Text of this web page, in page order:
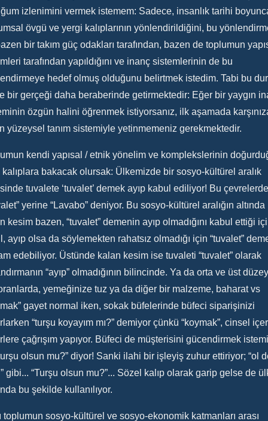
izlenimini vermek istemem: Sadece, insanlık tarihi
övgü ve yergi kalıplarının yönlendirildiğini, bu
bir takım güç odakları tarafından, bazen de toplumun
tarafından yapıldığını ve inanç sistemlerinin de bu
hedef olmuş olduğunu belirtmek istedim. Tabi bu
bir gerçeği daha beraberinde getirmektedir: Eğer bir yaygın
özgün halini öğrenmek istiyorsanız, ilk aşamada
yüzeysel tanım sistemiyle yetinmemeniz gerekmektedir.
kendi yapısal / etnik yönelim ve komplekslerinin
kalıplara bakacak olursak: Ülkemizde bir sosyo-kültürel aralık
tuvalete ‘tuvalet’ demek ayıp kabul ediliyor! Bu çevrelerde
yerine “Lavabo” deniyor. Bu sosyo-kültürel aralığın altında
kesim bazen, “tuvalet” demenin ayıp olmadığını kabul ettiği
ayıp olsa da söylemekten rahatsız olmadığı için “tuvalet”
edebiliyor. Üstünde kalan kesim ise tuvaleti “tuvalet” olarak
“ayıp” olmadığının bilincinde. Ya da orta ve üst düzey
yemeğinize tuz ya da diğer bir malzeme, baharat vs
gayet normal iken, sokak büfelerinde büfeci siparişinizi
“turşu koyayım mı?” demiyor çünkü “koymak”, cinsel
çağrışım yapıyor. Büfeci de müşterisini gücendirmek
olsun mu?” diyor! Sanki ilahi bir işleyiş zuhur ettiriyor; “ol
gibi... “Turşu olsun mu?”... Sözel kalıp olarak garip gelse de
bu şekilde kullanılıyor.
toplumun sosyo-kültürel ve sosyo-ekonomik katmanları arası